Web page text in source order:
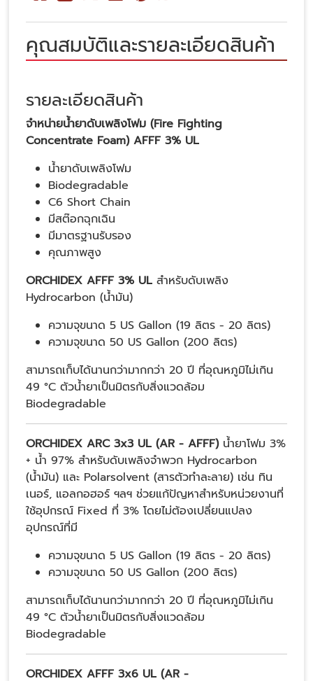
คุณสมบัติและรายละเอียดสินค้า
รายละเอียดสินค้า
จำหน่ายน้ำยาดับเพลิงโฟม (Fire Fighting
Concentrate Foam) AFFF 3% UL
น้ำยาดับเพลิงโฟม
Biodegradable
C6 Short Chain
มีสต๊อกฉุกเฉิน
มีมาตรฐานรับรอง
คุณภาพสูง
ORCHIDEX AFFF 3% UL สำหรับดับเพลิง
Hydrocarbon (น้ำมัน)
ความจุขนาด 5 US Gallon (19 ลิตร - 20 ลิตร)
ความจุขนาด 50 US Gallon (200 ลิตร)
สามารถเก็บได้นานกว่ามากกว่า 20 ปี ที่อุณหภูมิไม่เกิน
49 °C ตัวน้ำยาเป็นมิตรกับสิ่งแวดล้อม
Biodegradable
ORCHIDEX ARC 3x3 UL (AR - AFFF)น้ำยาโฟม 3%
+ น้ำ 97% สำหรับดับเพลิงจำพวก Hydrocarbon
(น้ำมัน) และ Polarsolvent (สารตัวทำละลาย) เช่น ทิน
เนอร์, แอลกอฮอร์ ฯลฯ ช่วยแก้ปัญหาสำหรับหน่วยงานที่
ใช้อุปกรณ์ Fixed ที่ 3% โดยไม่ต้องเปลี่ยนแปลง
อุปกรณ์ที่มี
ความจุขนาด 5 US Gallon (19 ลิตร - 20 ลิตร)
ความจุขนาด 50 US Gallon (200 ลิตร)
สามารถเก็บได้นานกว่ามากกว่า 20 ปี ที่อุณหภูมิไม่เกิน
49 °C ตัวน้ำยาเป็นมิตรกับสิ่งแวดล้อม
Biodegradable
ORCHIDEX AFFF 3x6 UL (AR -